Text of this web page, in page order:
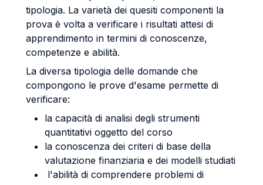
tipologia. La varietà dei quesiti componenti la
prova è volta a verificare i risultati attesi di
apprendimento in termini di conoscenze,
competenze e abilità.
La diversa tipologia delle domande che
compongono le prove d'esame permette di
verificare:
la capacità di analisi degli strumenti
quantitativi oggetto del corso
la conoscenza dei criteri di base della
valutazione finanziaria e dei modelli studiati
l'abilità di comprendere problemi di